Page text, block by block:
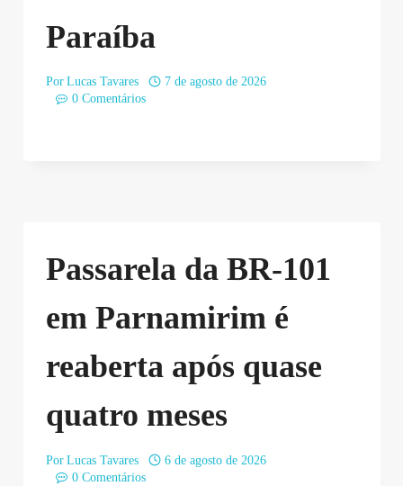
Paraíba
Por Lucas Tavares
7 de agosto de 2026
0 Comentários
Passarela da BR-101
em Parnamirim é
reaberta após quase
quatro meses
Por Lucas Tavares
6 de agosto de 2026
0 Comentários